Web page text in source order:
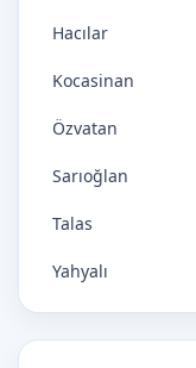
Hacılar
Kocasinan
Özvatan
Sarıoğlan
Talas
Yahyalı